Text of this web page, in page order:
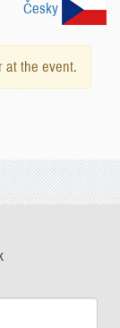
Česky
at the event.